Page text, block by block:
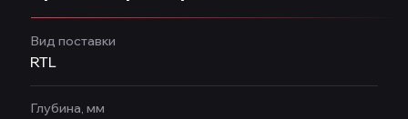
Вид поставки
RTL
Глубина, мм